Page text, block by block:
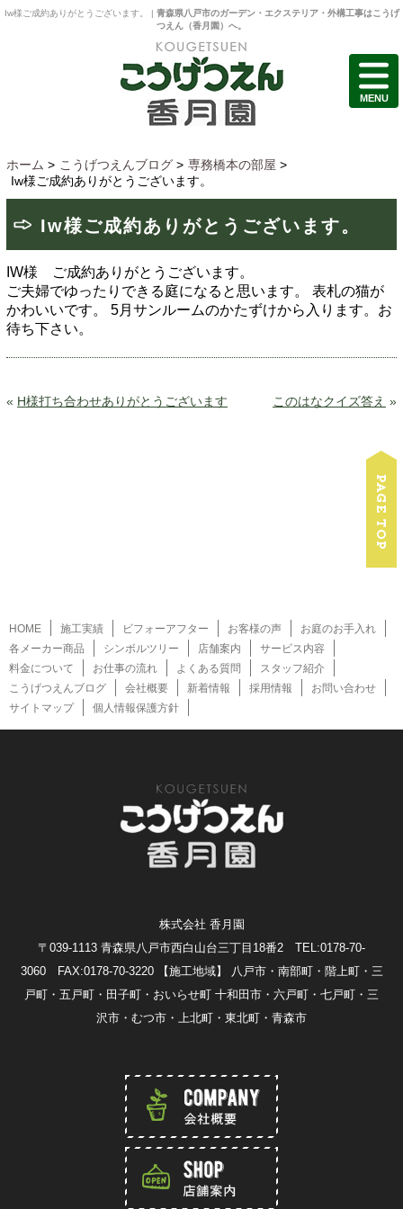
Iw様ご成約ありがとうございます。 | 青森県八戸市のガーデン・エクステリア・外構工事はこうげ
つえん（香月園）へ。
ホーム > こうげつえんブログ > 専務橋本の部屋 >
Iw様ご成約ありがとうございます。
Iw様ご成約ありがとうございます。
IW様 ご成約ありがとうございます。
ご夫婦でゆったりできる庭になると思います。
表札の猫が
かわいいです。
5月サンルームのかたずけから入ります。お
待ち下さい。
« H様打ち合わせありがとうございます このはなクイズ答え »
HOME 施工実績 ビフォーアフター お客様の声
お庭のお手入れ
各メーカー商品
シンボルツリー 店舗案内
サービス内容
料金について
お仕事の流れ よくある質問
スタッフ紹介
こうげつえんブログ
会社概要 新着情報 採用情報
お問い合わせ
サイトマップ
個人情報保護方針
株式会社 香月園
〒039-1113 青森県八戸市西白山台三丁目18番2 TEL:0178-70-
3060 FAX:0178-70-3220
【施工地域】 八戸市・南部町・階上町・三
戸町・五戸町・田子町・おいらせ町 十和田市・六戸町・七戸町・三
沢市・むつ市・上北町・東北町・青森市
MENU